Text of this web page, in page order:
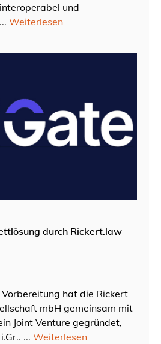
und
Weiterlesen
durch Rickert.law
hat die Rickert
mbH gemeinsam mit
Joint Venture gegründet,
... Weiterlesen